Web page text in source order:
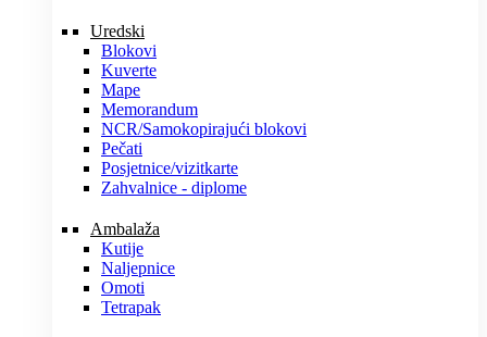
Uredski
Blokovi
Kuverte
Mape
Memorandum
NCR/Samokopirajući blokovi
Pečati
Posjetnice/vizitkarte
Zahvalnice - diplome
Ambalaža
Kutije
Naljepnice
Omoti
Tetrapak